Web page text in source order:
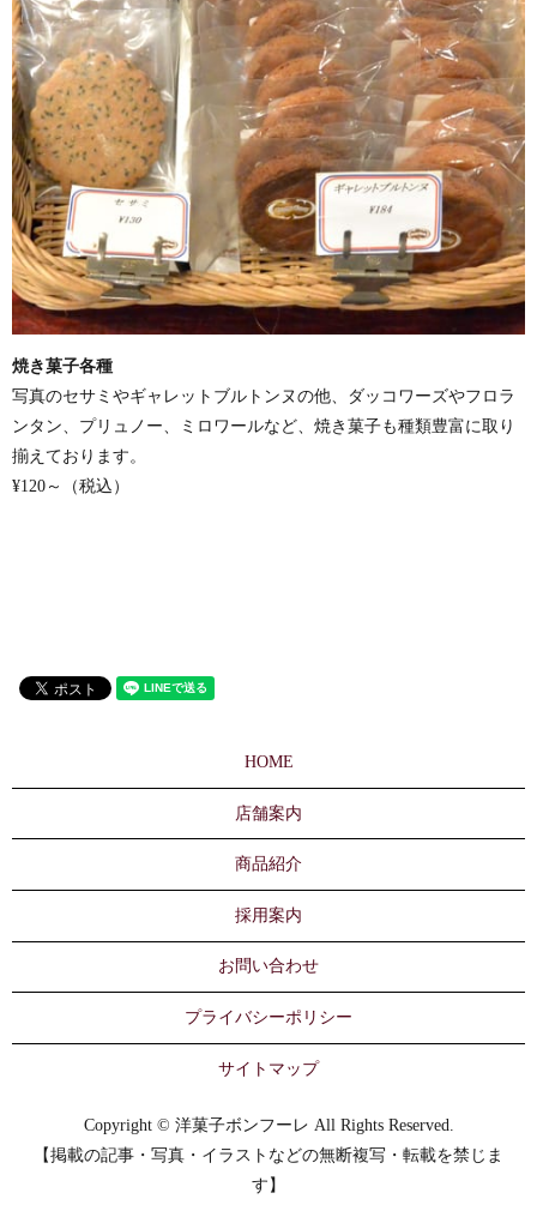
焼き菓子各種
写真のセサミやギャレットブルトンヌの他、ダッコワーズやフロラ
ンタン、プリュノー、ミロワールなど、焼き菓子も種類豊富に取り
揃えております。
¥120～（税込）
HOME
店舗案内
商品紹介
採用案内
お問い合わせ
プライバシーポリシー
サイトマップ
Copyright © 洋菓子ボンフーレ All Rights Reserved.
【掲載の記事・写真・イラストなどの無断複写・転載を禁じま
す】